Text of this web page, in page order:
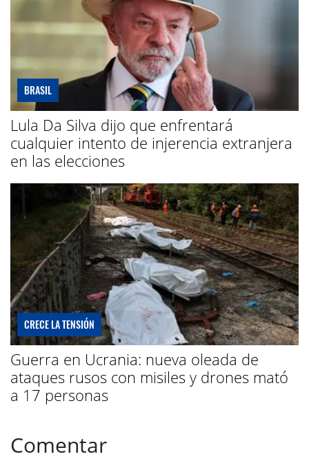
BRASIL
Lula Da Silva dijo que enfrentará
cualquier intento de injerencia extranjera
en las elecciones
CRECE LA TENSIÓN
Guerra en Ucrania: nueva oleada de
ataques rusos con misiles y drones mató
a 17 personas
Comentar